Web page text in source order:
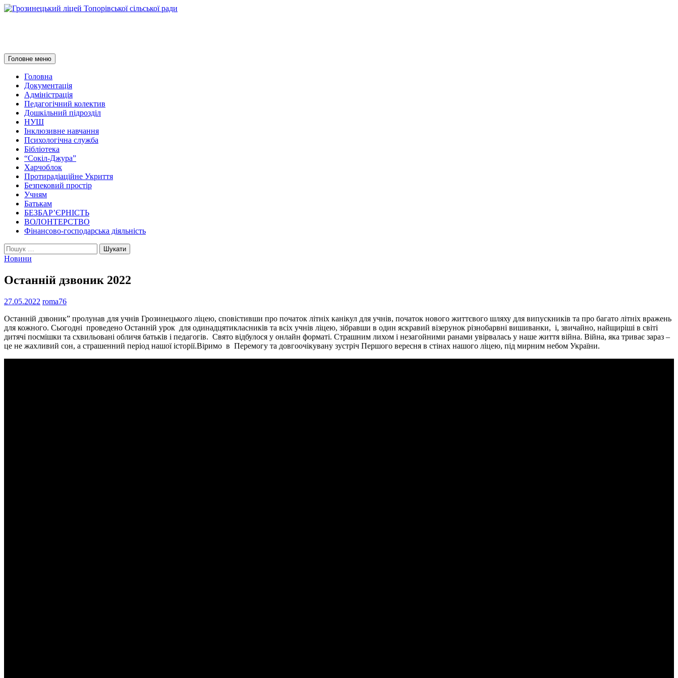
Пошук
Головне меню Перейти
до
Головна
Документація
Адміністрація
Педагогічний колектив
Дошкільний підрозділ
НУШ
Інклюзивне навчання
Психологічна служба
Бібліотека
“Сокіл-Джура”
Харчоблок
Протирадіаційне Укриття
Безпековий простір
Учням
Батькам
БЕЗБАР’ЄРНІСТЬ
ВОЛОНТЕРСТВО
Фінансово-господарська діяльність
Пошук:
Новини
Останній дзвоник 2022
27.05.2022 roma76
Останній дзвоник” пролунав для учнів Грозинецького ліцею, сповістивши про початок літніх канікул для учнів, початок нового життєвого шляху для випускників та про багато літніх вражень
для кожного. Сьогодні проведено Останній урок для одинадцятикласників та всіх учнів ліцею, зібравши в один яскравий візерунок різнобарвні вишиванки, і, звичайно, найщиріші в світі
дитячі посмішки та схвильовані обличя батьків і педагогів. Свято відбулося у онлайн форматі. Страшним лихом і незагойними ранами увірвалась у наше життя війна. Війна, яка триває зараз –
це не жахливий сон, а страшенний період нашої історії.Віримо в Перемогу та довгоочікувану зустріч Першого вересня в стінах нашого ліцею, під мирним небом України.